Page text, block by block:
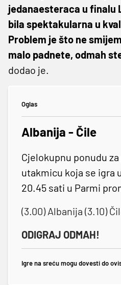
jedanaesteraca u finalu
bila spektakularna u
Problem je što ne
malo padnete, odmah
dodao je.
Oglas
Albanija - Čile
Cjelokupnu ponudu
utakmicu koja se igra
20.45 sati u Parmi
(3.00) Albanija (3.10)
ODIGRAJ ODMAH!
Igre na sreću mogu dovesti do